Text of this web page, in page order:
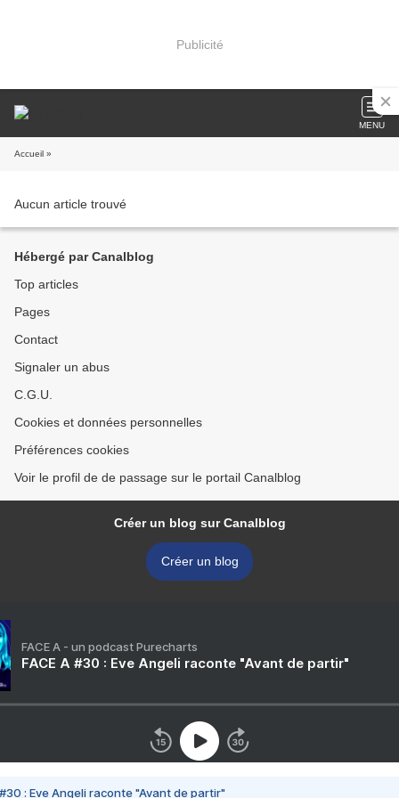
Publicité
MENU
Accueil »
Aucun article trouvé
Hébergé par Canalblog
Top articles
Pages
Contact
Signaler un abus
C.G.U.
Cookies et données personnelles
Préférences cookies
Voir le profil de de passage sur le portail Canalblog
Créer un blog sur Canalblog
Créer un blog
FACE A - un podcast Purecharts
FACE A #30 : Eve Angeli raconte "Avant de partir"
#30 : Eve Angeli raconte "Avant de partir"